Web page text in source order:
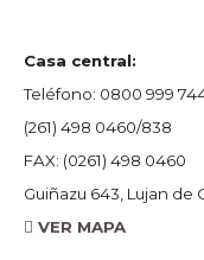
Casa central:
Teléfono: 0800 999
(261) 498 0460/838
FAX: (0261) 498 0460
Guiñazu 643, Lujan de
VER MAPA